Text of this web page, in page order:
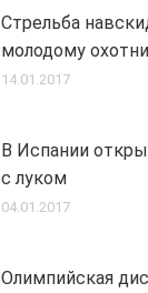
Стрельба
молодому
14.01.2017
В Испании
с луком
04.01.2017
Олимпийская